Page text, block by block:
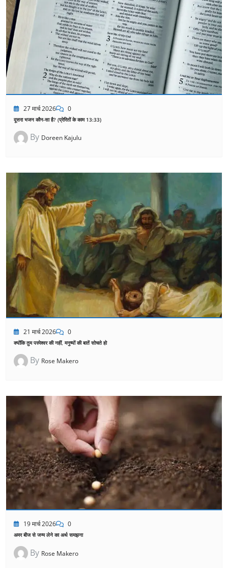
27 मार्च 2026 0
दूसरा भजन कौन-सा है? (प्रेरितों के काम 13:33)
By Doreen Kajulu
21 मार्च 2026 0
क्योंकि तुम परमेश्वर की नहीं, मनुष्यों की बातें सोचते हो
By Rose Makero
19 मार्च 2026 0
अमर बीज से जन्म लेने का अर्थ समझना
By Rose Makero